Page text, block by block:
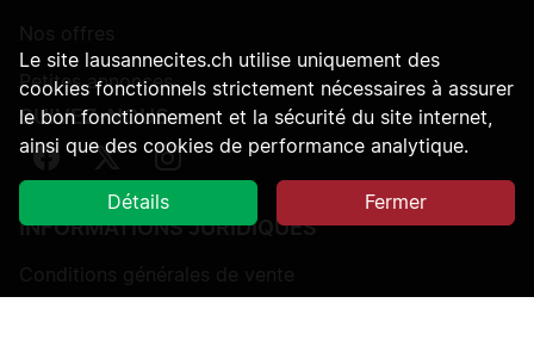
Petites annonces
SUIVEZ-NOUS
Suivez-nous sur Facebook
Suivez-nous sur Twitter
Suivez-nous sur Instagram
INFORMATIONS JURIDIQUES
Le site lausannecites.ch utilise uniquement des
cookies fonctionnels strictement nécessaires à assurer
le bon fonctionnement et la sécurité du site internet,
ainsi que des cookies de performance analytique.
Détails Fermer